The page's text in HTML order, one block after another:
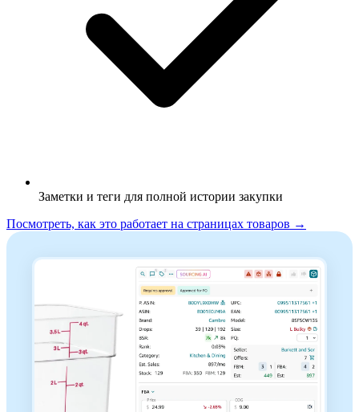
Заметки и теги для полной истории закупки
Посмотреть, как это работает на страницах товаров →